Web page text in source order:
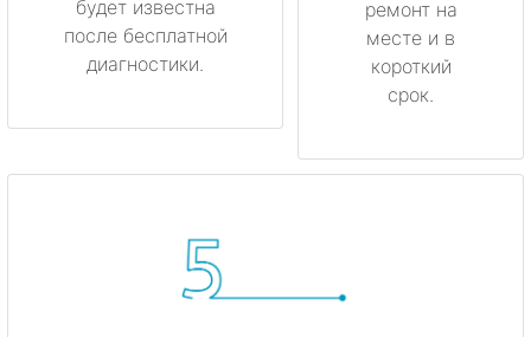
будет известна
после бесплатной
диагностики.
ремонт на
месте и в
короткий
срок.